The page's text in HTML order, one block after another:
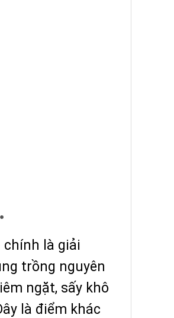
là giải
trồng nguyên
ngặt, sấy khô
là điểm khác